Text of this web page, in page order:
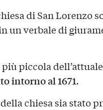
di San Lorenzo
un verbale di
piccola
intorno al 1671.
chiesa sia stato